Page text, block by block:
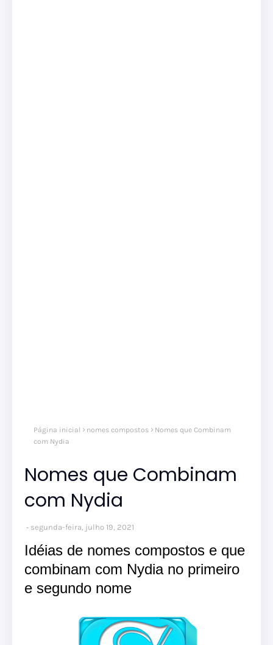
Página inicial nomes compostos
Nomes que Combinam
com Nydia
Nomes que Combinam
com Nydia
segunda-feira, julho 19, 2021
Idéias de nomes compostos e que
combinam com Nydia no primeiro
e segundo nome